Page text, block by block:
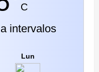
C
intervalos
Lun